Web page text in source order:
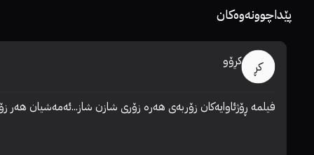
پێداچوونەوەکان
کڕ کڕۆو
فیلمە ڕۆژئاوایەکان زۆربەی هەرە زۆری شازن شاز...ئەمەشیان هەر